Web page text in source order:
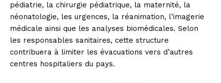
pédiatrie, la chirurgie pédiatrique, la maternité, la
néonatologie, les urgences, la réanimation, l’imagerie
médicale ainsi que les analyses biomédicales. Selon
les responsables sanitaires, cette structure
contribuera à limiter les évacuations vers d’autres
centres hospitaliers du pays.